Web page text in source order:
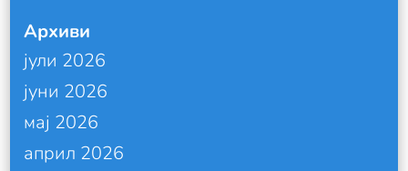
Архиви
јули 2026
јуни 2026
мај 2026
април 2026